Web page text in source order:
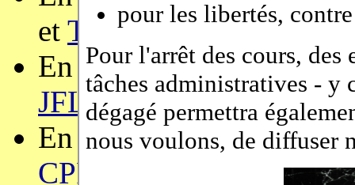
et TAP, vice-présidente
En 2020, j'étais membre
JFLA,TAP, etSMT.
En 2019, j'étais membre
CPP
Coq workshop,